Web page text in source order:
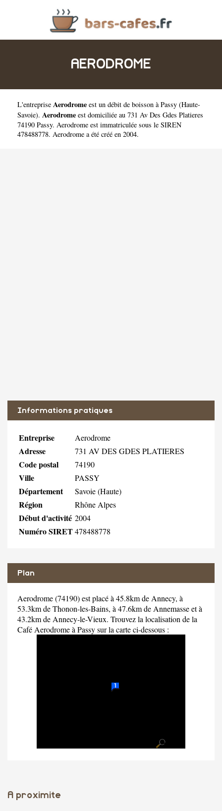
AERODROME
L'entreprise Aerodrome est un débit de boisson à Passy (Haute-
Savoie). Aerodrome est domiciliée au 731 Av Des Gdes Platieres
74190 Passy. Aerodrome est immatriculée sous le SIREN
478488778. Aerodrome a été créé en 2004.
Informations pratiques
Entreprise Aerodrome
Adresse 731 AV DES GDES PLATIERES
Code postal 74190
Ville PASSY
Département Savoie (Haute)
Région Rhône Alpes
Début d'activité 2004
Numéro SIRET478488778
Plan
Aerodrome (74190) est placé à 45.8km de Annecy, à
53.3km de Thonon-les-Bains, à 47.6km de Annemasse et à
43.2km de Annecy-le-Vieux. Trouvez la localisation de la
Café Aerodrome à Passy sur la carte ci-dessous :
A proximite